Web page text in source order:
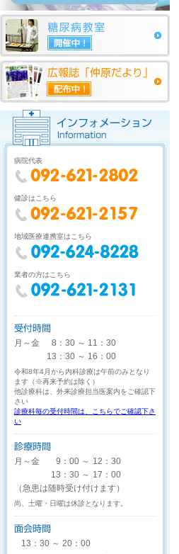
病院代表
健診はこちら
地域医療連携室はこちら
業者の方はこちら
月～金 8：30 ～ 11：30
13：30 ～ 16：00
令和8年4月から内科診療は午前のみとなり
ます（※再来予約は除く）
他診療科は、外来診療担当医案内をご確認下
さい
診療科毎の受付時間は、こちらでご確認下さ
い
月～金 9：00 ～ 12：30
13：30 ～ 17：00
（急患は随時受け付けます）
尚、土曜・日曜は休診となります。
13：30 ～ 20：00